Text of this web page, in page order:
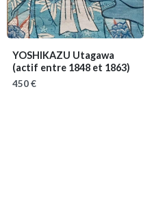
YOSHIKAZU Utagawa
(actif entre 1848 et 1863)
450 €